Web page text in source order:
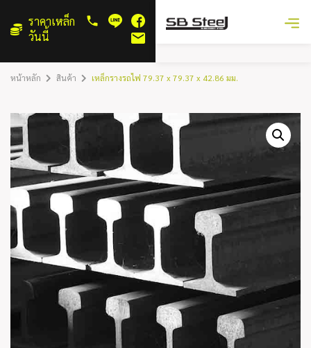
ราคาเหล็ก
วันนี้
หน้าหลัก สินค้า เหล็กรางรถไฟ 79.37 x 79.37 x 42.86 มม.